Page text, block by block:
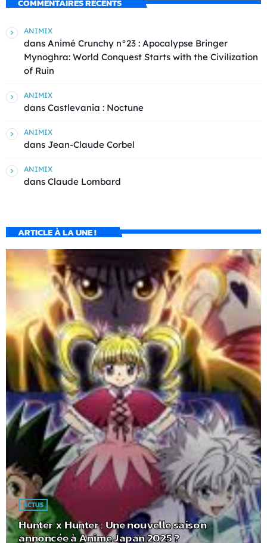
COMMENTAIRES RÉCENTS
ANIMIX
dans Animé Crunchy n°23 : Apocalypse Bringer
Mynoghra: World Conquest Starts with the Civilization
of Ruin
ANIMIX
dans Castlevania : Noctune
ANIMIX
dans Jean-Claude Corbel
ANIMIX
dans Claude Lombard
ARTICLE À LA UNE !
ACTUS
Hunter x Hunter : Une nouvelle saison
annoncée à Anime Japan 2025 ?